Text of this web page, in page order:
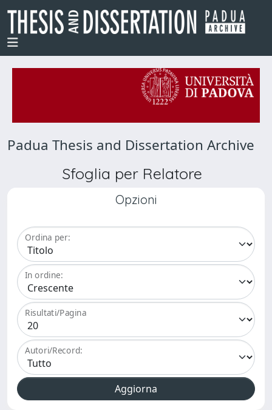
Padua Thesis and Dissertation Archive
Sfoglia per Relatore
Opzioni
Ordina per:
In ordine:
Risultati/Pagina
Autori/Record: